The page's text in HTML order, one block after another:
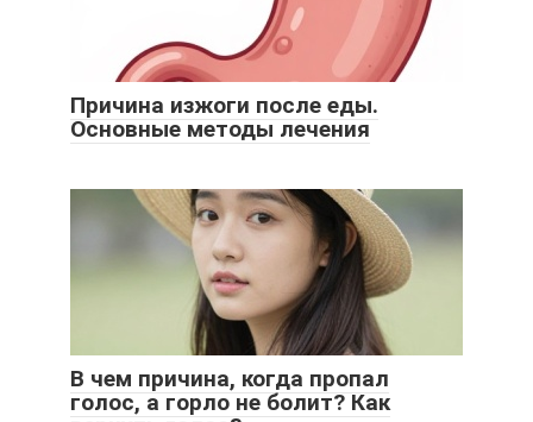
Причина изжоги после еды.
Основные методы лечения
В чем причина, когда пропал
голос, а горло не болит? Как